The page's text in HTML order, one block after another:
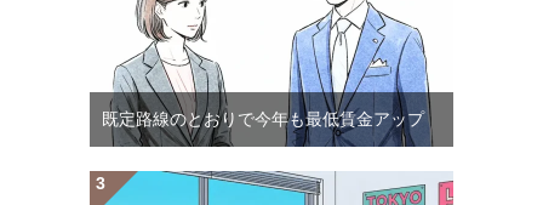
既定路線のとおりで今年も最低賃金アップ